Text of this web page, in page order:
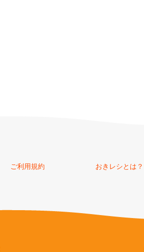
ご利用規約 おきレシとは？